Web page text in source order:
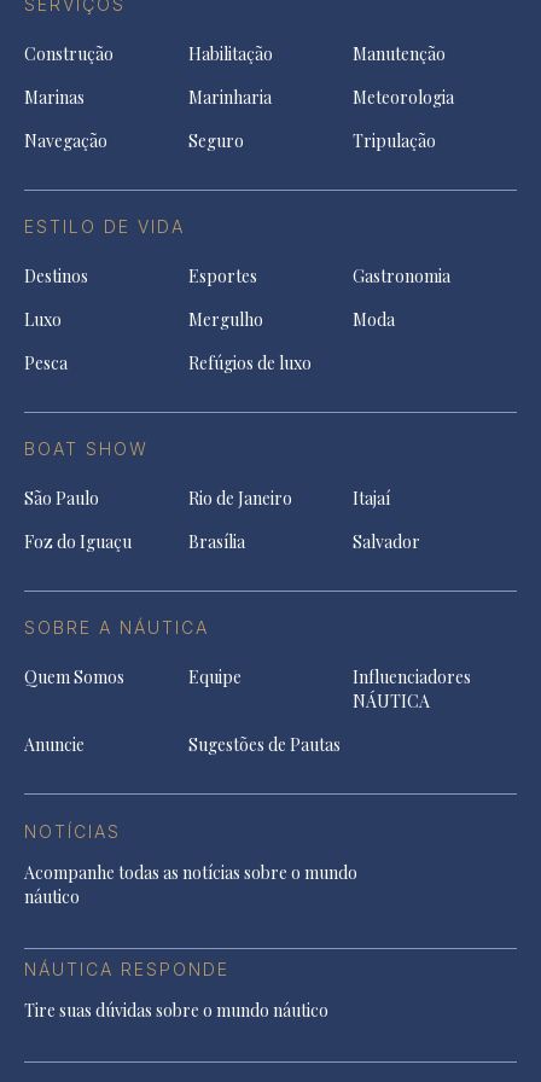
SERVIÇOS
Construção Habilitação
Manutenção
Marinas
Marinharia
Meteorologia
Navegação
Seguro Tripulação
ESTILO DE VIDA
Destinos Esportes
Gastronomia
Luxo
Mergulho
Moda
Pesca
Refúgios de luxo
BOAT SHOW
São Paulo Rio de Janeiro
Itajaí
Foz do Iguaçu
Brasília Salvador
SOBRE A NÁUTICA
Quem Somos Equipe
Influenciadores
NÁUTICA
Anuncie
Sugestões de Pautas
NOTÍCIAS
Acompanhe todas as notícias sobre o mundo
náutico
NÁUTICA RESPONDE
Tire suas dúvidas sobre o mundo náutico